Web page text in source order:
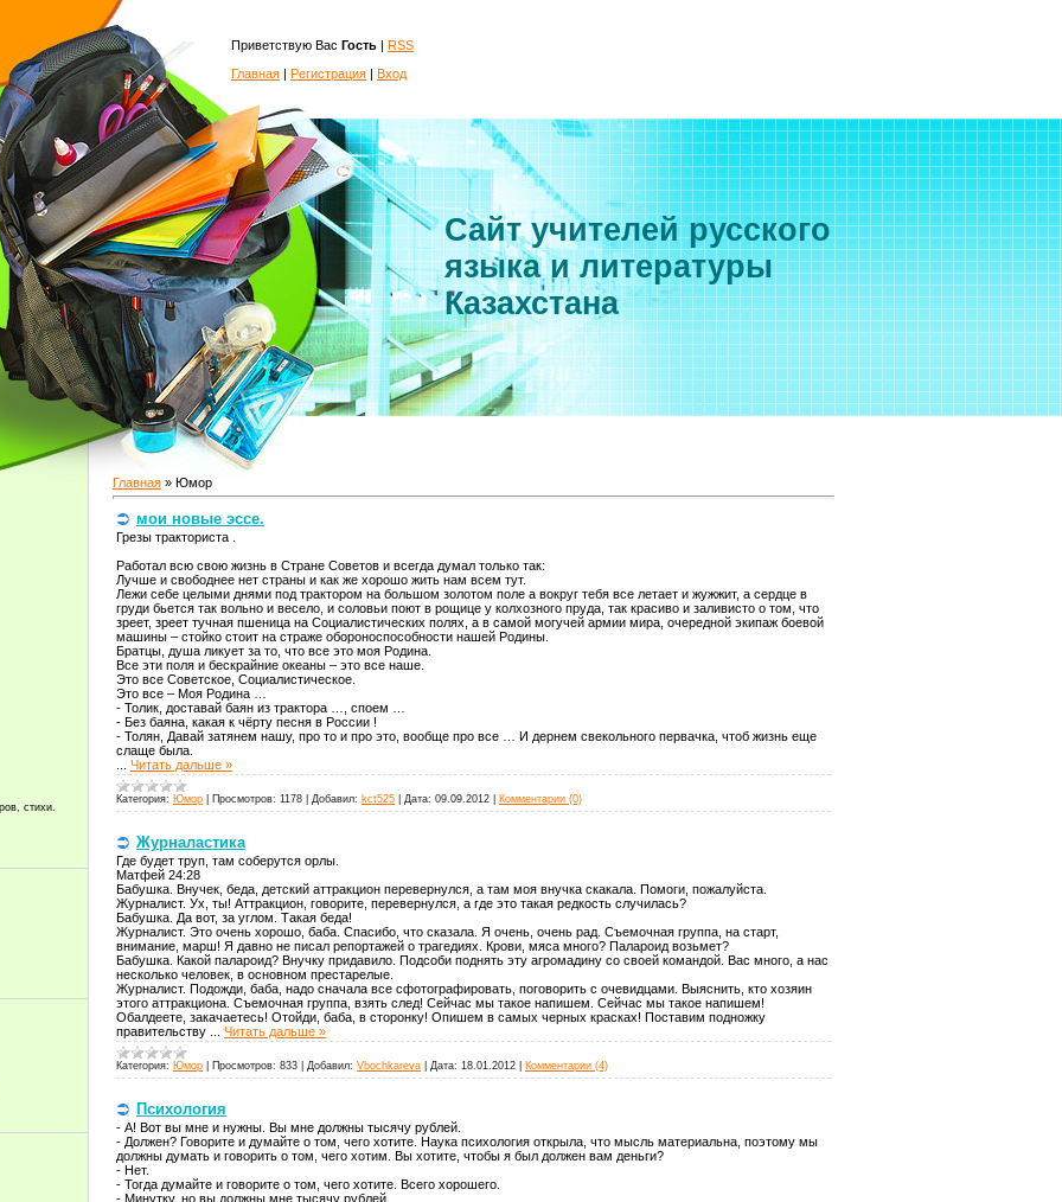
стихи.
Приветствую Вас Гость | RSS
Главная | Регистрация | Вход
Сайт учителей русского
языка и литературы
Казахстана
Главная » Юмор
мои новые эссе.
Грезы тракториста .
Работал всю свою жизнь в Стране Советов и всегда думал только так:
Лучше и свободнее нет страны и как же хорошо жить нам всем тут.
Лежи себе целыми днями под трактором на большом золотом поле а вокруг тебя все летает и жужжит, а сердце в
груди бьется так вольно и весело, и соловьи поют в рощице у колхозного пруда, так красиво и заливисто о том, что
зреет, зреет тучная пшеница на Социалистических полях, а в самой могучей армии мира, очередной экипаж боевой
машины – стойко стоит на страже обороноспособности нашей Родины.
Братцы, душа ликует за то, что все это моя Родина.
Все эти поля и бескрайние океаны – это все наше.
Это все Советское, Социалистическое.
Это все – Моя Родина …
- Толик, доставай баян из трактора …, споем …
- Без баяна, какая к чёрту песня в России !
- Толян, Давай затянем нашу, про то и про это, вообще про все … И дернем свекольного первачка, чтоб жизнь еще
слаще была.
Читать дальше »
Категория: Юмор Просмотров: 1178 Добавил: kct525 Дата: 09.09.2012 Комментарии (0)
Журналастика
Где будет труп, там соберутся орлы.
Матфей 24:28
Бабушка. Внучек, беда, детский аттракцион перевернулся, а там моя внучка скакала. Помоги, пожалуйста.
Журналист. Ух, ты! Аттракцион, говорите, перевернулся, а где это такая редкость случилась?
Бабушка. Да вот, за углом. Такая беда!
Журналист. Это очень хорошо, баба. Спасибо, что сказала. Я очень, очень рад. Съемочная группа, на старт,
внимание, марш! Я давно не писал репортажей о трагедиях. Крови, мяса много? Палароид возьмет?
Бабушка. Какой палароид? Внучку придавило. Подсоби поднять эту агромадину со своей командой. Вас много, а нас
несколько человек, в основном престарелые.
Журналист. Подожди, баба, надо сначала все сфотографировать, поговорить с очевидцами. Выяснить, кто хозяин
этого аттракциона. Съемочная группа, взять след! Сейчас мы такое напишем. Сейчас мы такое напишем!
Обалдеете, закачаетесь! Отойди, баба, в сторонку! Опишем в самых черных красках! Поставим подножку
правительству
Читать дальше »
Категория: Юмор Просмотров: 833 Добавил: Vbochkareva Дата: 18.01.2012 Комментарии (4)
Психология
- А! Вот вы мне и нужны. Вы мне должны тысячу рублей.
- Должен? Говорите и думайте о том, чего хотите. Наука психология открыла, что мысль материальна, поэтому мы
должны думать и говорить о том, чего хотим. Вы хотите, чтобы я был должен вам деньги?
- Нет.
- Тогда думайте и говорите о том, чего хотите. Всего хорошего.
- Минутку, но вы должны мне тысячу рублей.